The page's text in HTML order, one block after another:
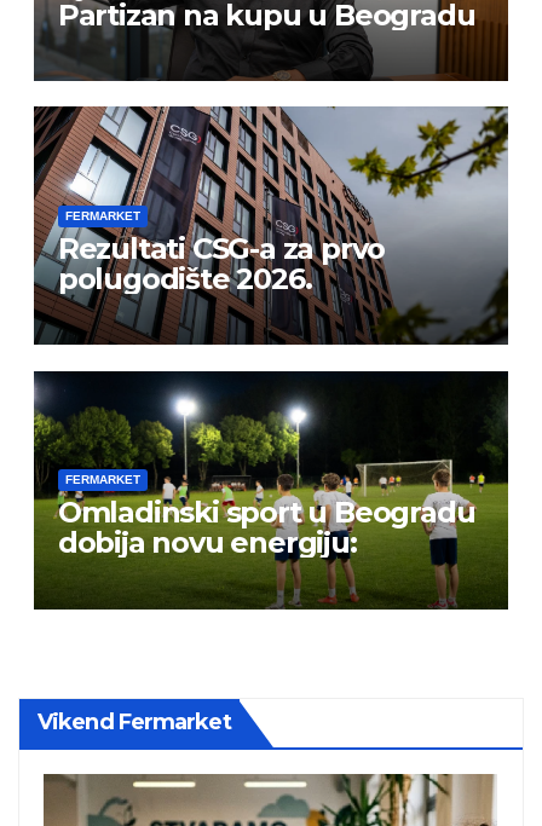
Partizan na kupu u Beogradu
FERMARKET
Rezultati CSG-a za prvo
polugodište 2026.
FERMARKET
Omladinski sport u Beogradu
dobija novu energiju:
Vikend Fermarket